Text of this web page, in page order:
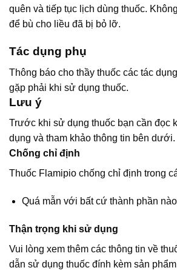
quên và tiếp tục lịch dùng thuốc.
để bù cho liều đã bị bỏ lỡ.
Tác dụng phụ
Thông báo cho thầy thuốc các tác
gặp phải khi sử dụng thuốc.
Lưu ý
Trước khi sử dụng thuốc bạn cần đọc
dụng và tham khảo thông tin bên dưới.
Chống chỉ định
Thuốc Flamipio chống chỉ định trong
Quá mẫn với bất cứ thành phần
Thận trọng khi sử dụng
Vui lòng xem thêm các thông tin về
dẫn sử dụng thuốc đính kèm sản